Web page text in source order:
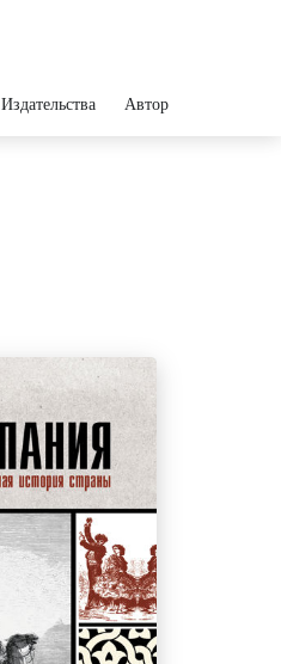
Издательства Авторы